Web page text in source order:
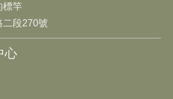
標竿
二段270號
心